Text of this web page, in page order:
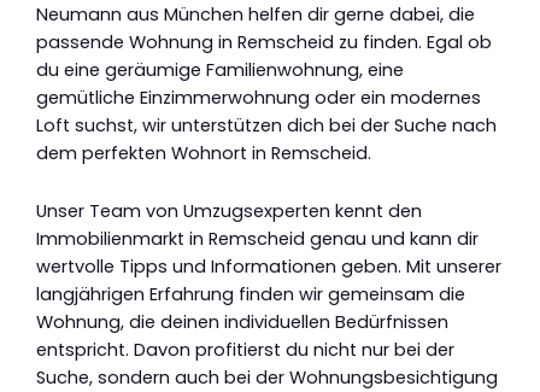
Neumann aus München helfen dir gerne dabei, die
passende Wohnung in Remscheid zu finden. Egal ob
du eine geräumige Familienwohnung, eine
gemütliche Einzimmerwohnung oder ein modernes
Loft suchst, wir unterstützen dich bei der Suche nach
dem perfekten Wohnort in Remscheid.
Unser Team von Umzugsexperten kennt den
Immobilienmarkt in Remscheid genau und kann dir
wertvolle Tipps und Informationen geben. Mit unserer
langjährigen Erfahrung finden wir gemeinsam die
Wohnung, die deinen individuellen Bedürfnissen
entspricht. Davon profitierst du nicht nur bei der
Suche, sondern auch bei der Wohnungsbesichtigung